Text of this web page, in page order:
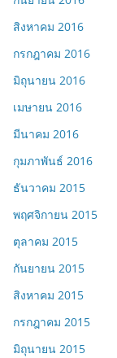
สิงหาคม 2016
กรกฎาคม 2016
มิถุนายน 2016
เมษายน 2016
มีนาคม 2016
กุมภาพันธ์ 2016
ธันวาคม 2015
พฤศจิกายน 2015
ตุลาคม 2015
กันยายน 2015
สิงหาคม 2015
กรกฎาคม 2015
มิถุนายน 2015